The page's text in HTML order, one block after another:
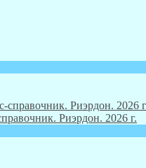
Риэрдон. 2026 г.